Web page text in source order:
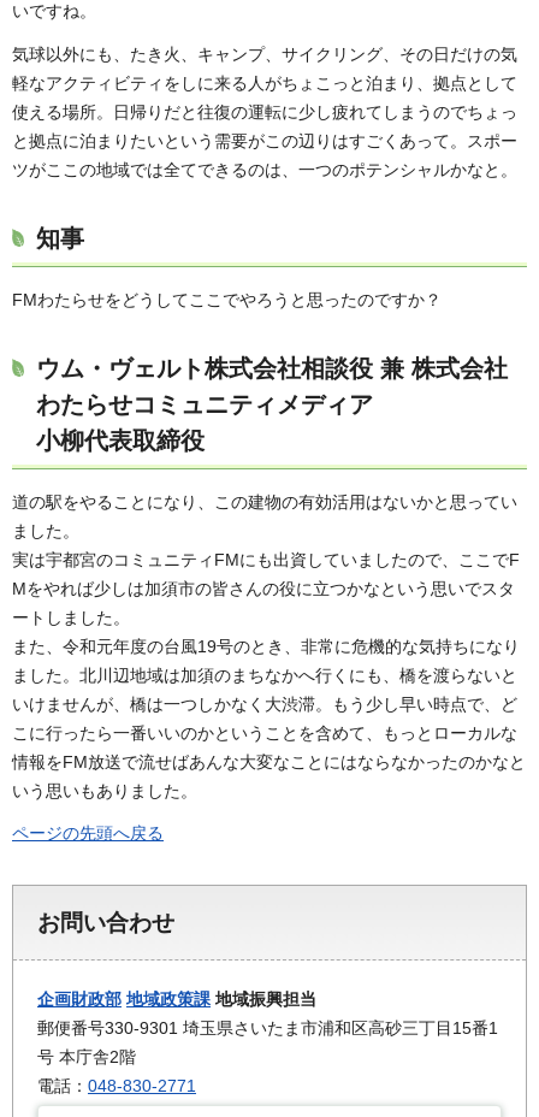
いですね。
気球以外にも、たき火、キャンプ、サイクリング、その日だけの気
軽なアクティビティをしに来る人がちょこっと泊まり、拠点として
使える場所。日帰りだと往復の運転に少し疲れてしまうのでちょっ
と拠点に泊まりたいという需要がこの辺りはすごくあって。スポー
ツがここの地域では全てできるのは、一つのポテンシャルかなと。
知事
FMわたらせをどうしてここでやろうと思ったのですか？
ウム・ヴェルト株式会社相談役 兼 株式会社
わたらせコミュニティメディア
小柳代表取締役
道の駅をやることになり、この建物の有効活用はないかと思ってい
ました。
実は宇都宮のコミュニティFMにも出資していましたので、ここでF
Mをやれば少しは加須市の皆さんの役に立つかなという思いでスタ
ートしました。
また、令和元年度の台風19号のとき、非常に危機的な気持ちになり
ました。北川辺地域は加須のまちなかへ行くにも、橋を渡らないと
いけませんが、橋は一つしかなく大渋滞。もう少し早い時点で、ど
こに行ったら一番いいのかということを含めて、もっとローカルな
情報をFM放送で流せばあんな大変なことにはならなかったのかなと
いう思いもありました。
ページの先頭へ戻る
お問い合わせ
企画財政部 地域政策課 地域振興担当
郵便番号330-9301 埼玉県さいたま市浦和区高砂三丁目15番1
号 本庁舎2階
電話： 048-830-2771